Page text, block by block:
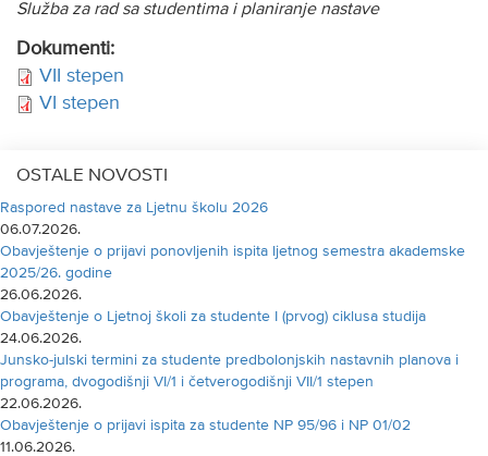
Služba za rad sa studentima i planiranje nastave
Dokumenti:
VII stepen
VI stepen
OSTALE NOVOSTI
Raspored nastave za Ljetnu školu 2026
06.07.2026.
Obavještenje o prijavi ponovljenih ispita ljetnog semestra akademske
2025/26. godine
26.06.2026.
Obavještenje o Ljetnoj školi za studente I (prvog) ciklusa studija
24.06.2026.
Junsko-julski termini za studente predbolonjskih nastavnih planova i
programa, dvogodišnji VI/1 i četverogodišnji VII/1 stepen
22.06.2026.
Obavještenje o prijavi ispita za studente NP 95/96 i NP 01/02
11.06.2026.